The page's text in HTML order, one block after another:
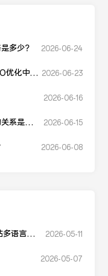
多少？ 2026-06-24
优化中起 2026-06-23
2026-06-16
系是什
2026-06-15
2026-06-08
多语言支
2026-05-11
2026-05-07